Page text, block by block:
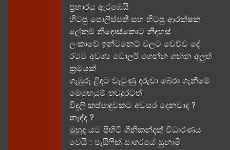
ප්‍රහාරය ඇරඹෙයි
හිටපු පොලිස්පති සහ හිටපු ආරක්ෂක
ලේකම් නිදොස්කොට නිදහස්
ලංකාවේ ඉන්ටනෙට් වලට වෙච්ච දේ
රටට අවශ්‍ය ඩොලර් ගෙන්න ගන්න අලුත්
ක්‍රමයක්
ගැඹුරු ළිදට වැටුණු දරුවා බේරා ගැනීමේ
මෙහෙයුම් තවදුරටත්
විදුලි කප්පාදුවකට අවසර දෙනවාද ?
නැද්ද ?
මුහුද යට පිහිටි ගිනිකන්දක් විධාරණය
වෙයි : පැසිෆික් සාගරයේ සුනාමි